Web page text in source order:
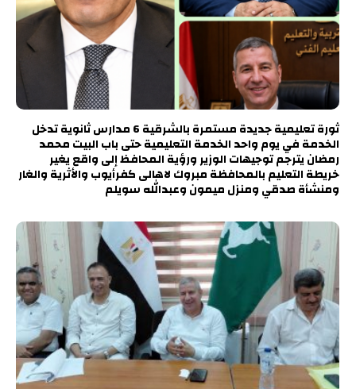
ثورة تعليمية جديدة مستمرة بالشرقية 6 مدارس ثانوية تدخل
الخدمة في يوم واحد الخدمة التعليمية حتى باب البيت محمد
رمضان يترجم توجيهات الوزير ورؤية المحافظ إلى واقع يغير
خريطة التعليم بالمحافظة مبروك لاهالى كفرأيوب والأثرية والغار
ومنشأة صدقي ومنزل ميمون وعبدالله سويلم